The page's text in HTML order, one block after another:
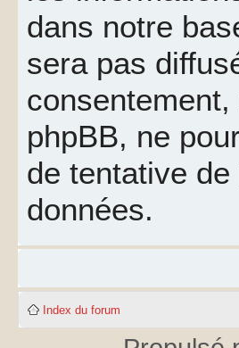
dans notre
sera pas
phpBB, ne
de tentative
données.
Index du forum